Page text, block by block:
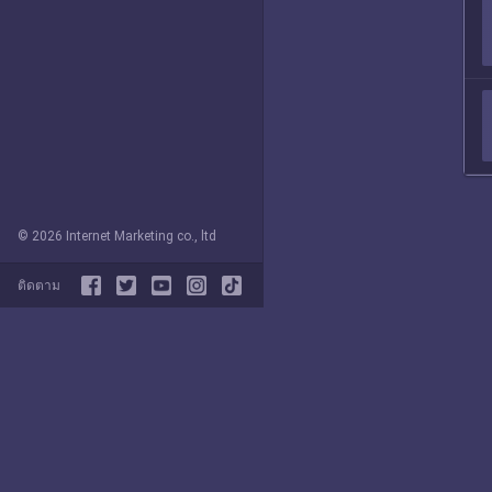
© 2026 Internet Marketing co., ltd
ติดตาม